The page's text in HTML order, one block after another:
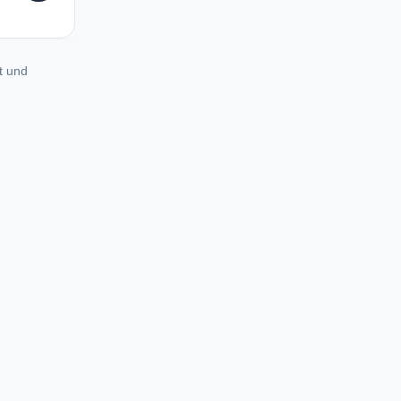
und